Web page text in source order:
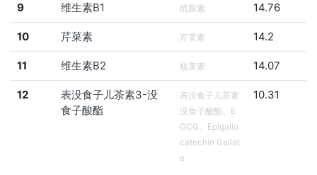
9 维生素B1 硫胺素 14.76
10 芹菜素 芹黄素 14.2
11 维生素B2 核黄素 14.07
12
表没食子儿茶素3-没
食子酸酯
表没食子儿茶素
没食子酸酯、E
GCG、Epigallo
catechin Gallat
e
10.31